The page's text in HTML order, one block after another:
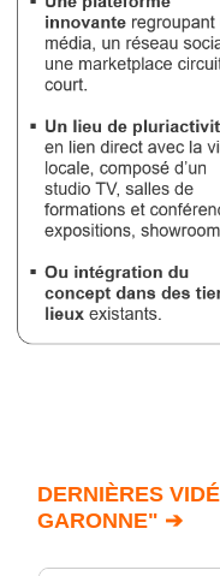
DERNIÈRES
GARONNE" ➔